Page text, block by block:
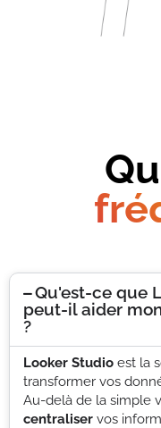
Qu'est-ce que
peut-il aider
?
Looker Studio est la
transformer vos
Au-delà de la simple
centraliser vos